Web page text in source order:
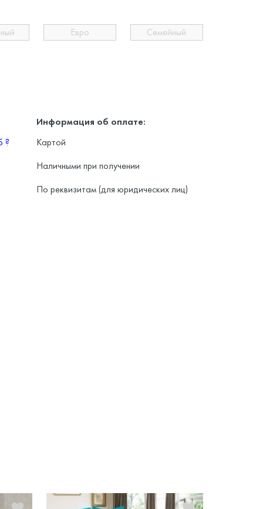
Евро Семейный
?
Информация об оплате:
Картой
Наличными при получении
По реквизитам (для юридических лиц)